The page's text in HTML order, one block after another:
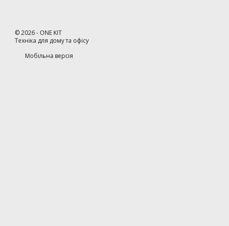
©2026- ONE KIT
Техніка для дому та офісу
Мобільна версія